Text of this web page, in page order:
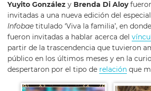
Yuyito González y Brenda Di Aloy
invitadas a una nueva edición del
Infobae titulado ‘Viva la familia’, en
fueron invitadas a hablar acerca del
partir de la trascendencia que tuvieron
público en los últimos meses y en la
despertaron por el tipo de relación que